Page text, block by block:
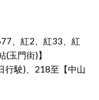
、紅2、紅33、紅
玉門街)】
行駛)、218至【中山